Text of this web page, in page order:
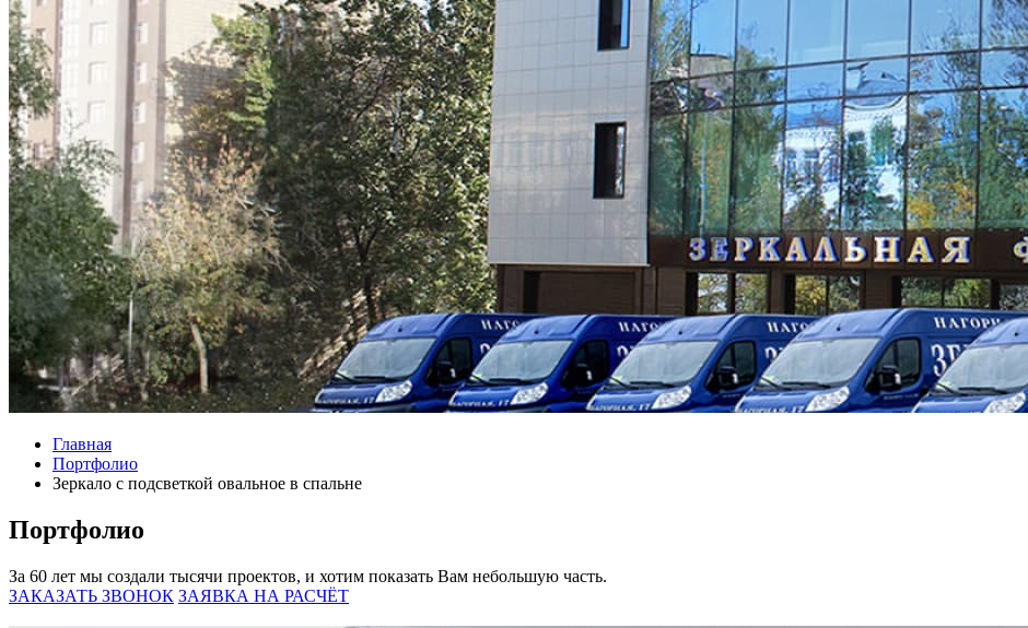
Главная
Портфолио
Зеркало с подсветкой овальное в спальне
Портфолио
За 60 лет мы создали тысячи проектов, и хотим показать Вам небольшую часть.
ЗАКАЗАТЬ ЗВОНОК ЗАЯВКА НА РАСЧЁТ